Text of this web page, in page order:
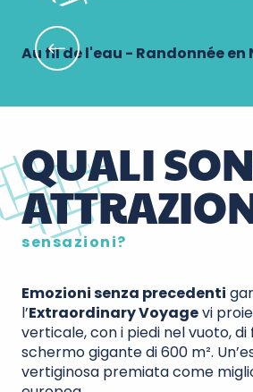
Au fil de l'eau - Randonnée
QUALI
sensazioni?
Emozioni senza precedenti
l’Extraordinary Voyagevi
verticale, con i piedi nel vuoto,
schermo gigante di 600 m².
vertiginosa premiata come